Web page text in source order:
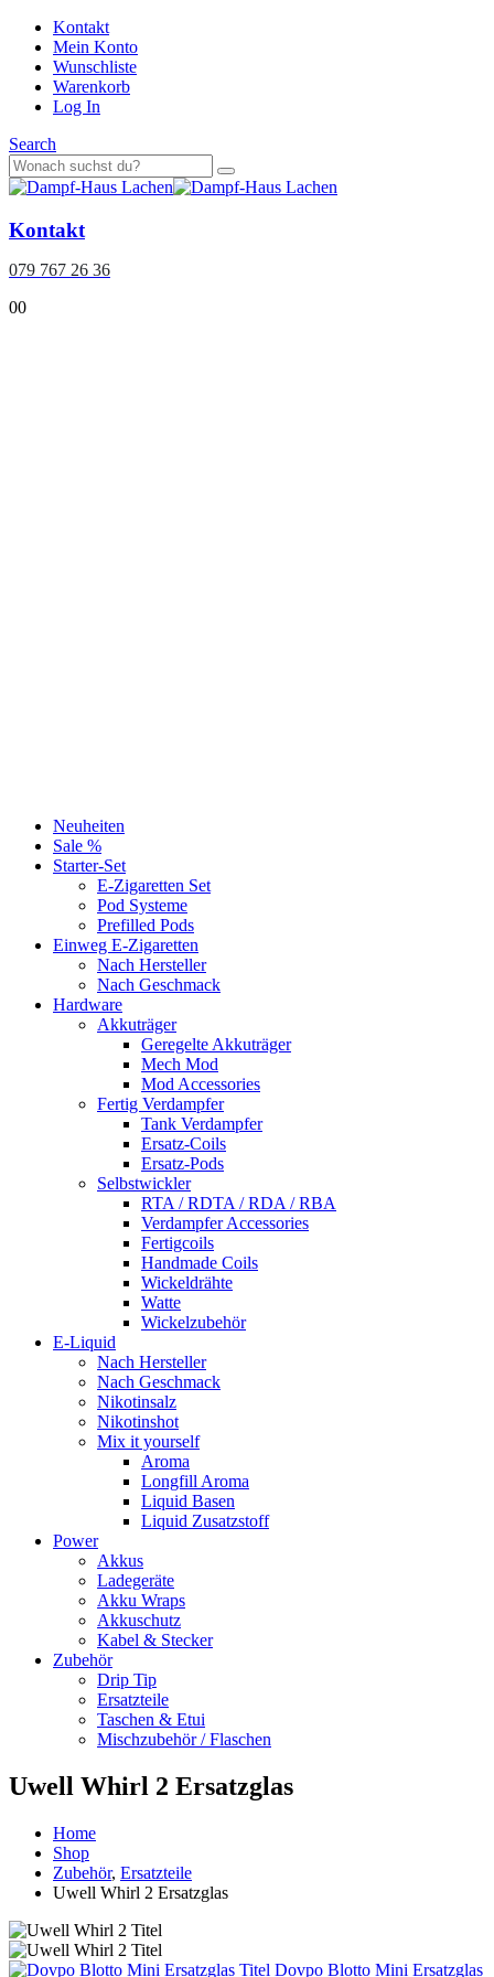
Kontakt
Mein Konto
Wunschliste
Warenkorb
Log In
Search
Kontakt
079 767 26 36
00
Neuheiten
Sale %
Starter-Set
E-Zigaretten Set
Pod Systeme
Prefilled Pods
Einweg E-Zigaretten
Nach Hersteller
Nach Geschmack
Hardware
Akkuträger
Geregelte Akkuträger
Mech Mod
Mod Accessories
Fertig Verdampfer
Tank Verdampfer
Ersatz-Coils
Ersatz-Pods
Selbstwickler
RTA / RDTA / RDA / RBA
Verdampfer Accessories
Fertigcoils
Handmade Coils
Wickeldrähte
Watte
Wickelzubehör
E-Liquid
Nach Hersteller
Nach Geschmack
Nikotinsalz
Nikotinshot
Mix it yourself
Aroma
Longfill Aroma
Liquid Basen
Liquid Zusatzstoff
Power
Akkus
Ladegeräte
Akku Wraps
Akkuschutz
Kabel & Stecker
Zubehör
Drip Tip
Ersatzteile
Taschen & Etui
Mischzubehör / Flaschen
Uwell Whirl 2 Ersatzglas
Home
Shop
Zubehör, Ersatzteile
Uwell Whirl 2 Ersatzglas
Dovpo Blotto Mini Ersatzglas